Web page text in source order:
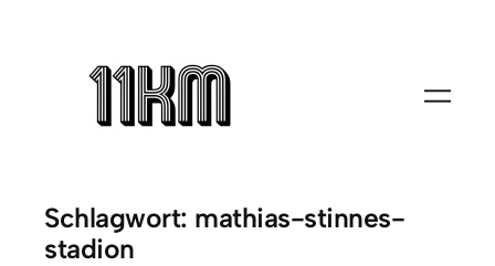
Schlagwort: mathias-stinnes-
stadion